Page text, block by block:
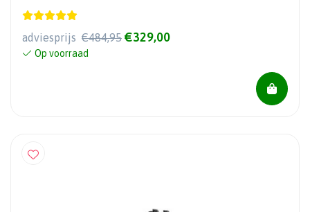
adviesprijs €484,95 €329,00
Op voorraad